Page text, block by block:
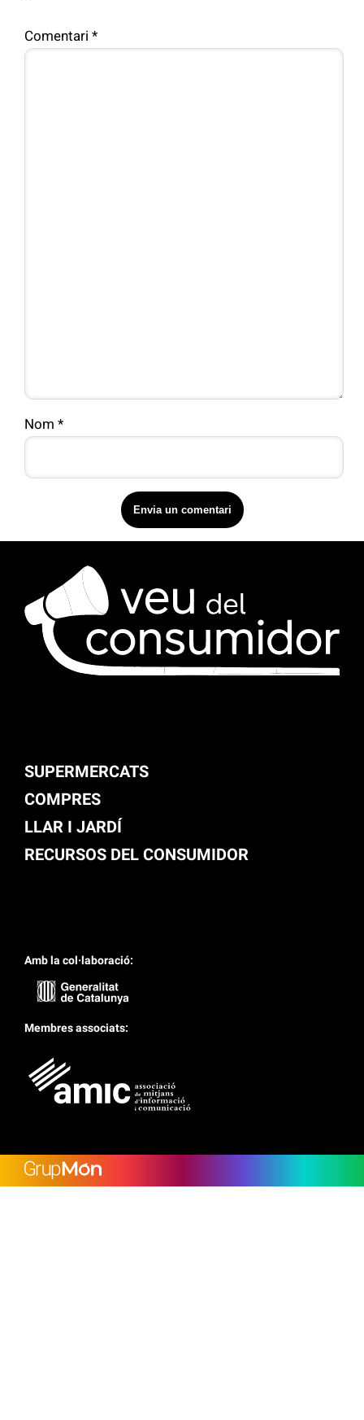
Comentari *
Nom *
SUPERMERCATS
COMPRES
LLAR I JARDÍ
RECURSOS DEL CONSUMIDOR
Amb la col·laboració:
Membres associats: